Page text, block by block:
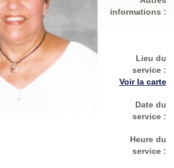
informations :
Lieu du
service :
Voir la carte
Date du
service :
Heure du
service :